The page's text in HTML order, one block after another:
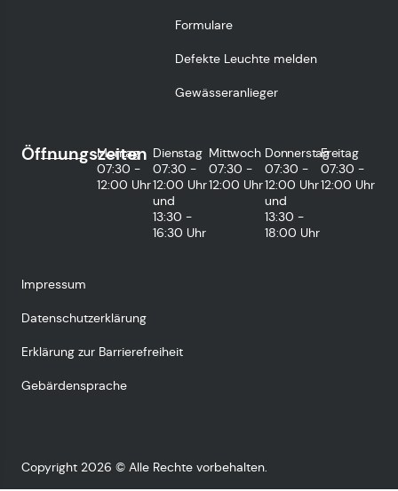
Formulare
Defekte Leuchte melden
Gewässeranlieger
Öffnungszeiten
Montag
07:30 -
12:00 Uhr
Dienstag
07:30 -
12:00 Uhr
und
13:30 -
16:30 Uhr
Mittwoch
07:30 -
12:00 Uhr
Donnerstag
07:30 -
12:00 Uhr
und
13:30 -
18:00 Uhr
Freitag
07:30 -
12:00 Uhr
Impressum
Datenschutzerklärung
Erklärung zur Barrierefreiheit
Gebärdensprache
Copyright 2026 © Alle Rechte vorbehalten.